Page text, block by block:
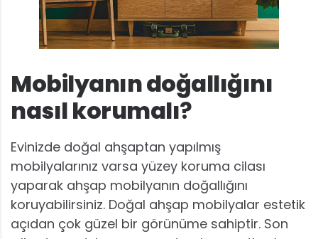
Mobilyanın doğallığını
nasıl korumalı?
Evinizde doğal ahşaptan yapılmış
mobilyalarınız varsa yüzey koruma cilası
yaparak ahşap mobilyanın doğallığını
koruyabilirsiniz. Doğal ahşap mobilyalar estetik
açıdan çok güzel bir görünüme sahiptir. Son